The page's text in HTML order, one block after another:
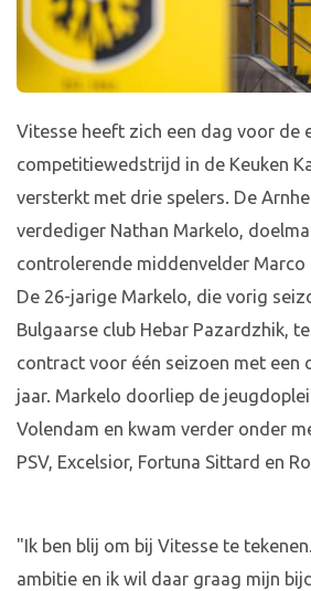
Vitesse heeft zich een dag voor de
competitiewedstrijd in de Keuken
versterkt met drie spelers. De
verdediger Nathan Markelo,
controlerende middenvelder Marco
De 26-jarige Markelo, die vorig
Bulgaarse club Hebar Pazardzhik,
contract voor één seizoen met een
jaar. Markelo doorliep de
Volendam en kwam verder onder
PSV, Excelsior, Fortuna Sittard en
"Ik ben blij om bij Vitesse te
ambitie en ik wil daar graag mijn